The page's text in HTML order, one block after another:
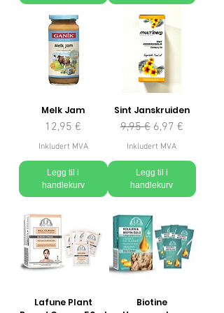
Melk Jam
Pris
12,95 €
Inkludert MVA
Legg til i
handlekurv
Sint Janskruiden
Vanlig pris
9,95 € Salgspris
6,97 €
Inkludert MVA
Legg til i
handlekurv
Lafune Plant
Biotine